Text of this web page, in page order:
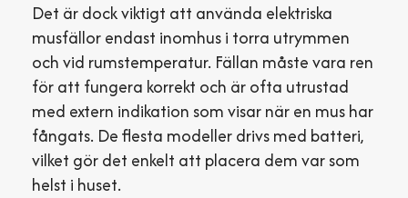
Det är dock viktigt att använda elektriska
musfällor endast inomhus i torra utrymmen
och vid rumstemperatur. Fällan måste vara ren
för att fungera korrekt och är ofta utrustad
med extern indikation som visar när en mus har
fångats. De flesta modeller drivs med batteri,
vilket gör det enkelt att placera dem var som
helst i huset.